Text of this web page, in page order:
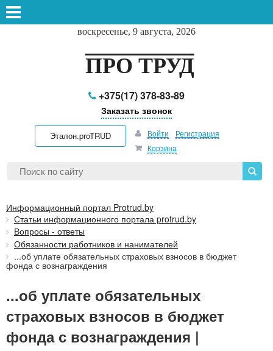
воскресенье, 9 августа, 2026
ПРО ТРУД
+375(17) 378-83-89
Заказать звонок
Эталон.proTRUD Войти
Регистрация
Корзина
Информационный портал Protrud.by
Статьи информационного портала protrud.by
Вопросы - ответы
Обязанности работников и нанимателей
...об уплате обязательных страховых взносов в бюджет
фонда с вознаграждения
...об уплате обязательных
страховых взносов в бюджет
фонда с вознаграждения |